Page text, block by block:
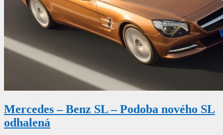
Mercedes – Benz SL – Podoba nového SL
odhalená